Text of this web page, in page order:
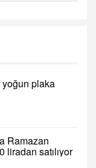
yoğun plaka
Ramazan
liradan satılıyor